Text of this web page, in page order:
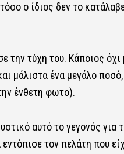
ο ίδιος δεν το
τύχη του. Κάποιος όχι
μάλιστα ένα μεγάλο
ένθετη φωτο).
αυτό το γεγονός για
τον πελάτη που